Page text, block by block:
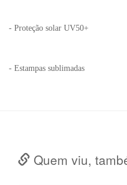
- Proteção solar UV50+
- Estampas sublimadas
Quem viu,